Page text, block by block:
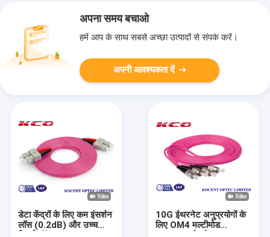
अपना समय बचाओ
हमें आप के साथ सबसे अच्छा उत्पादों से संपर्क करें।
अपनी आवश्यकता दें
डेटा केंद्रों के लिए कम इंसर्शन
लॉस (0.2dB) और उच्च
10G ईथरनेट अनुप्रयोगों के
लिए OM4 मल्टीमोड